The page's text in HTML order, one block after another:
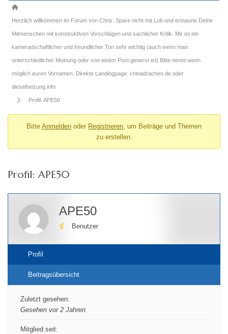
Forum-
Breadcrumbs
-
Du
bist
hier:
Herzlich willkommen im Forum von Chris. Spare nicht mit Lob und erstaune Deine
Mitmenschen mit konstruktiven Vorschlägen und sachlicher Kritik. Mir ist ein
kameradschaftlicher und freundlicher Ton sehr wichtig (auch wenn man
unterschiedlicher Meinung oder von einem Post genervt ist) Bitte nennt wenn
möglich euren Vornamen. Direkte Landingpage: chinadrachen.de oder
dieselheizung.info
Profil: APE50
Bitte Anmelden oder Registrieren , um Beiträge und Themen
zu erstellen.
Profil: APE50
APE50
Benutzer
Profil
Beitragsübersicht
Zuletzt gesehen:
Gesehen vor 2 Jahren
Mitglied seit: